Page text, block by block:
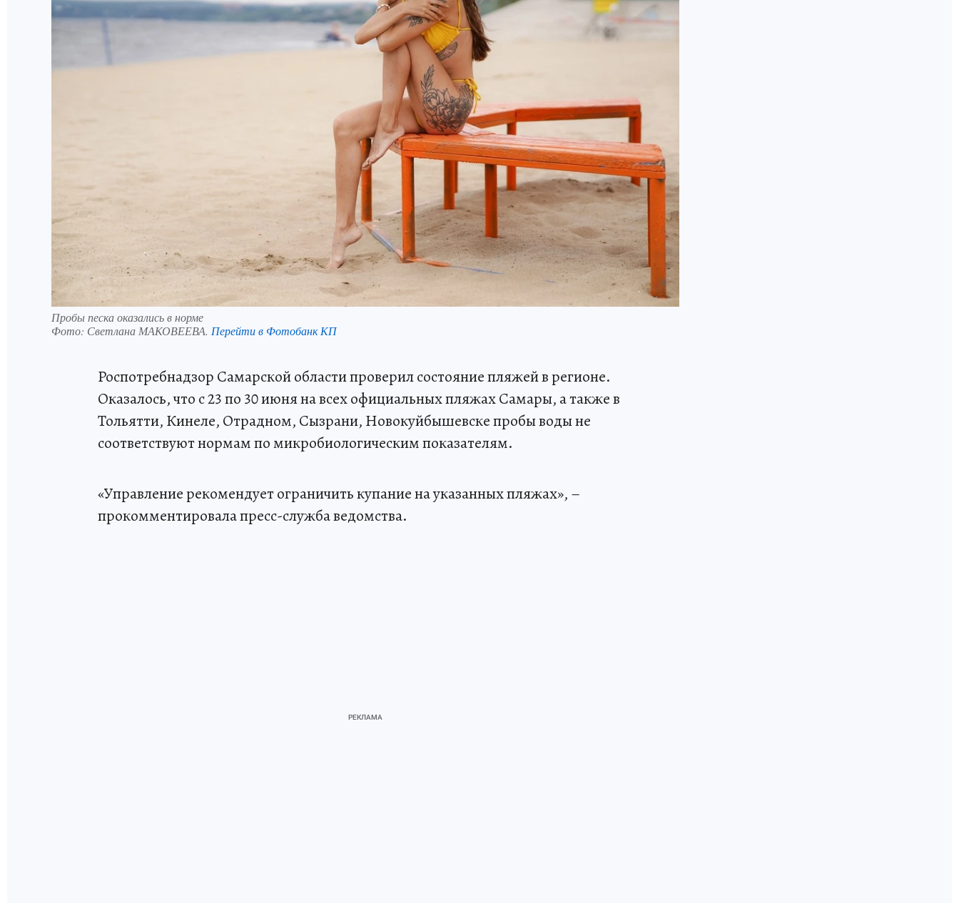
Пробы песка оказались в норме
Фото: Светлана МАКОВЕЕВА. Перейти в Фотобанк КП
Роспотребнадзор Самарской области проверил состояние пляжей в регионе.
Оказалось, что с 23 по 30 июня на всех официальных пляжах Самары, а также в
Тольятти, Кинеле, Отрадном, Сызрани, Новокуйбышевске пробы воды не
соответствуют нормам по микробиологическим показателям.
«Управление рекомендует ограничить купание на указанных пляжах», –
прокомментировала пресс-служба ведомства.